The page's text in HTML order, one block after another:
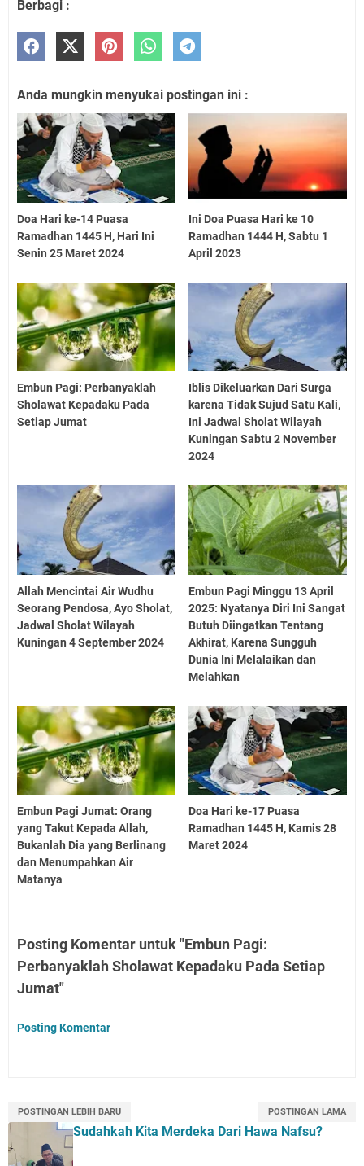
Berbagi :
Anda mungkin menyukai postingan ini :
Doa Hari ke-14 Puasa
Ramadhan 1445 H, Hari Ini
Senin 25 Maret 2024
Ini Doa Puasa Hari ke 10
Ramadhan 1444 H, Sabtu 1
April 2023
Embun Pagi: Perbanyaklah
Sholawat Kepadaku Pada
Setiap Jumat
Iblis Dikeluarkan Dari Surga
karena Tidak Sujud Satu Kali,
Ini Jadwal Sholat Wilayah
Kuningan Sabtu 2 November
2024
Allah Mencintai Air Wudhu
Seorang Pendosa, Ayo Sholat,
Jadwal Sholat Wilayah
Kuningan 4 September 2024
Embun Pagi Minggu 13 April
2025: Nyatanya Diri Ini Sangat
Butuh Diingatkan Tentang
Akhirat, Karena Sungguh
Dunia Ini Melalaikan dan
Melahkan
Embun Pagi Jumat: Orang
yang Takut Kepada Allah,
Bukanlah Dia yang Berlinang
dan Menumpahkan Air
Matanya
Doa Hari ke-17 Puasa
Ramadhan 1445 H, Kamis 28
Maret 2024
Posting Komentar untuk "Embun Pagi:
Perbanyaklah Sholawat Kepadaku Pada Setiap
Jumat"
Posting Komentar
POSTINGAN LEBIH BARU POSTINGAN LAMA
Sudahkah Kita Merdeka Dari Hawa Nafsu?